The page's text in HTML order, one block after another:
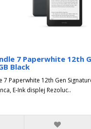
7 Paperwhite 12th
Black
7 Paperwhite 12th Gen
E-Ink displej Rezoluc..